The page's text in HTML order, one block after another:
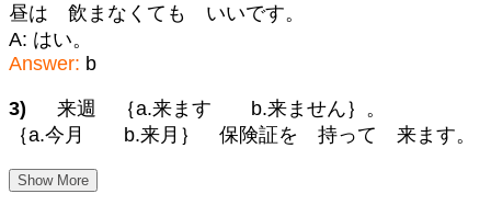
昼は 飲まなくても いいです。
A: はい。
Answer: b
3) 来週 ｛a.来ます b.来ません｝。
｛a.今月 b.来月｝ 保険証を 持って 来ます。
Show More